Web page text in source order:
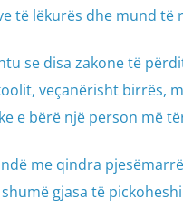
të lëkurës dhe mund
se disa zakone të
veçanërisht birrës,
e bërë një person më
me qindra
gjasa të